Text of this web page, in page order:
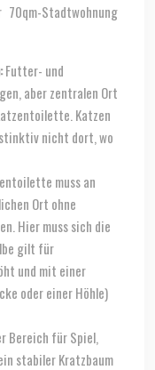
Stadtwohnung
Futter- und
aber zentralen Ort
Katzen
nicht dort, wo
muss an
Ort ohne
Hier muss sich die
gilt für
und mit einer
oder einer Höhle)
Bereich für Spiel,
stabiler Kratzbaum